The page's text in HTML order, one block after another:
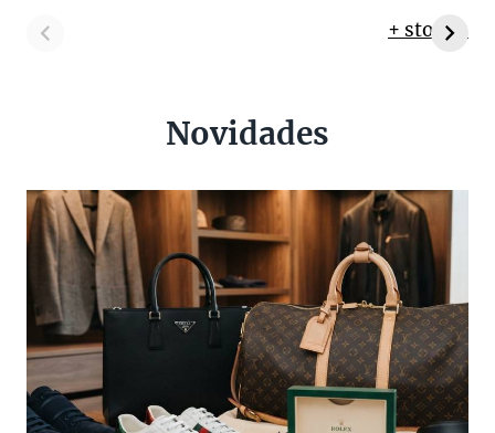
+ stories
Novidades